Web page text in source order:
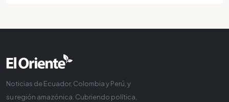
Noticias de Ecuador, Colombia y Perú, y
su región amazónica. Cubriendo política,